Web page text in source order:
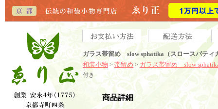
ガラス帯留め slow sphatika（スロースパテ
和装小物 > 帯留め > ガラス帯留め slow
付き
商品詳細